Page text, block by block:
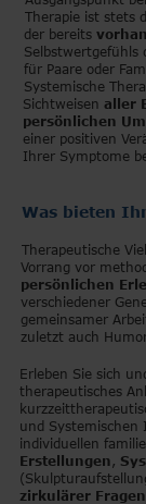
Therapie ist stets
der bereits
für Paare oder
Systemische
Sichtweisen aller
persönlichen
einer positiven
Ihrer Symptome
Was bieten
Therapeutische
Vorrang vor
persönlichen
verschiedener
gemeinsamer
zuletzt auch
Erleben Sie sich
therapeutisches
und
individuellen
Erstellungen
zirkulärer Fragen